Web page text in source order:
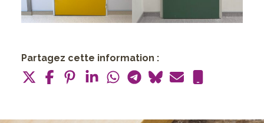
Partagez cette information :